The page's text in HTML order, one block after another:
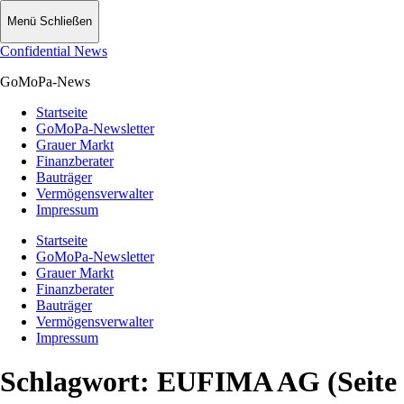
Menü Schließen
Confidential News
GoMoPa-News
Startseite
GoMoPa-Newsletter
Grauer Markt
Finanzberater
Bauträger
Vermögensverwalter
Impressum
Startseite
GoMoPa-Newsletter
Grauer Markt
Finanzberater
Bauträger
Vermögensverwalter
Impressum
Schlagwort: EUFIMA AG